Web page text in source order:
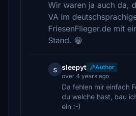
Wir waren ja auch da,
VA im
FriesenFlieger.de mit
Stand. 😁
s sleepyt
Author
over 4 years ago
Da fehlen mir einfach
du welche hast, bau
ein :-)